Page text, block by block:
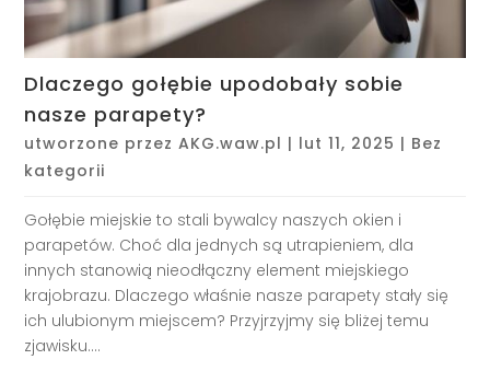
Dlaczego gołębie upodobały sobie
nasze parapety?
utworzone przezAKG.waw.pl | lut 11, 2025 | Bez
kategorii
Gołębie miejskie to stali bywalcy naszych okien i
parapetów. Choć dla jednych są utrapieniem, dla
innych stanowią nieodłączny element miejskiego
krajobrazu. Dlaczego właśnie nasze parapety stały się
ich ulubionym miejscem? Przyjrzyjmy się bliżej temu
zjawisku....